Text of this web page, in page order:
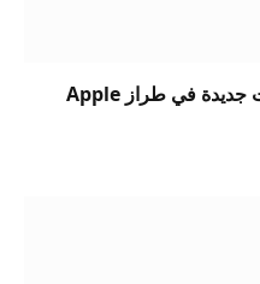
iPhone Ultra قادم: ست ميزات جديدة في طراز Apple